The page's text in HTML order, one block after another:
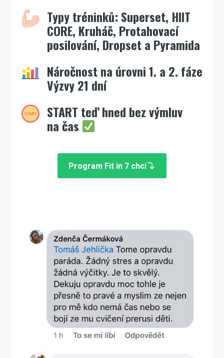
Typy tréninků: Superset, HIIT
CORE, Kruháč, Protahovací
posilování, Dropset a Pyramida
Náročnost na úrovni 1. a 2. fáze
Výzvy 21 dní
START teď hned bez výmluv
na čas
Program Fit in 7 chci